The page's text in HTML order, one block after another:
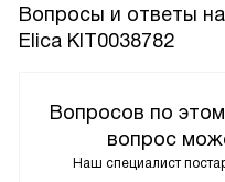
Вопросы и ответы
Elica KIT0038782
Вопросов по
вопрос
Наш специалист